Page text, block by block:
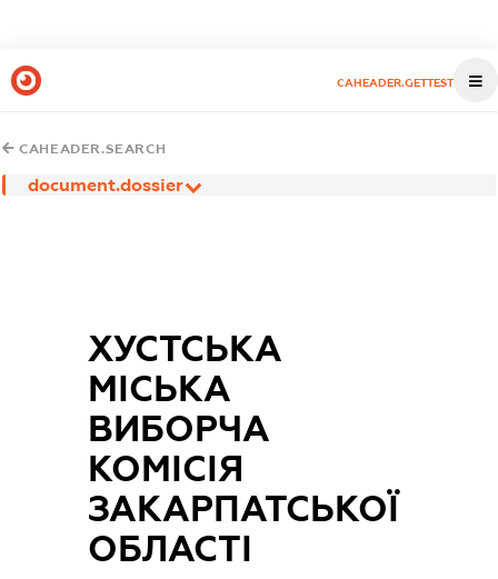
CAHEADER.GETTEST
CAHEADER.SEARCH
document.dossier
ХУСТСЬКА
МІСЬКА
ВИБОРЧА
КОМІСІЯ
ЗАКАРПАТСЬКОЇ
ОБЛАСТІ